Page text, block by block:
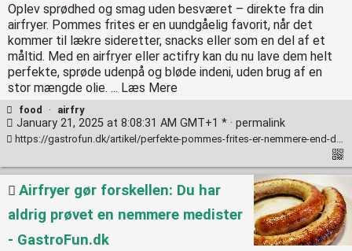
Oplev sprødhed og smag uden besværet – direkte fra din
airfryer. Pommes frites er en uundgåelig favorit, når det
kommer til lækre sideretter, snacks eller som en del af et
måltid. Med en airfryer eller actifry kan du nu lave dem helt
perfekte, sprøde udenpå og bløde indeni, uden brug af en
stor mængde olie. ... Læs Mere
food · airfry
January 21, 2025 at 8:08:31 AM GMT+1 * · permalink
https://gastrofun.dk/artikel/perfekte-pommes-frites-er-nemmere-end-du-tror-brug-airfryeren-saadan-her/
Airfryer gør forskellen: Du har
aldrig prøvet en nemmere medister
- GastroFun.dk